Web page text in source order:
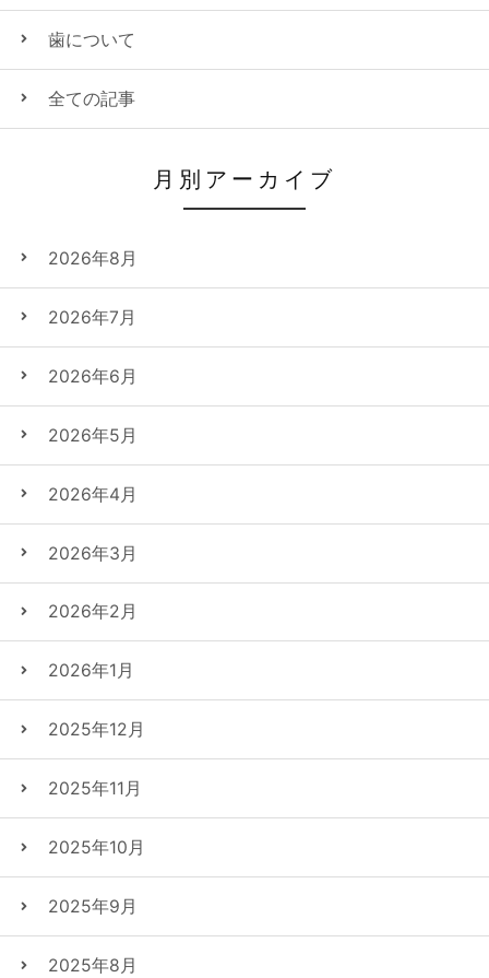
歯について
全ての記事
月別アーカイブ
2026年8月
2026年7月
2026年6月
2026年5月
2026年4月
2026年3月
2026年2月
2026年1月
2025年12月
2025年11月
2025年10月
2025年9月
2025年8月